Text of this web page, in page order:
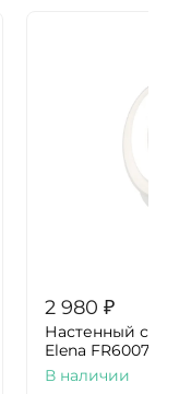
2 980 ₽
Настенный
Elena
В наличии